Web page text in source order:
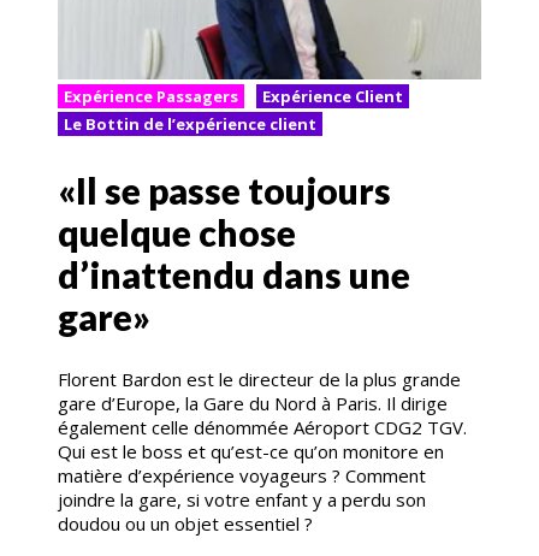
Expérience Passagers
Expérience Client
Le Bottin de l’expérience client
«Il se passe toujours
quelque chose
d’inattendu dans une
gare»
Florent Bardon est le directeur de la plus grande
gare d’Europe, la Gare du Nord à Paris. Il dirige
également celle dénommée Aéroport CDG2 TGV.
Qui est le boss et qu’est-ce qu’on monitore en
matière d’expérience voyageurs ? Comment
joindre la gare, si votre enfant y a perdu son
doudou ou un objet essentiel ?